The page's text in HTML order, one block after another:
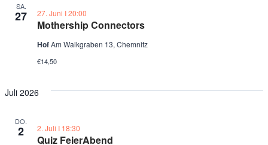
SA.
27
Mothership Connectors
27. Juni Ι 20:00
HofAm Walkgraben 13, Chemnitz
€14,50
Juli 2026
DO.
2
Quiz FeierAbend
2. Juli Ι 18:30